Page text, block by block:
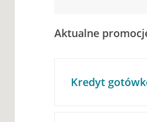
Aktualne
Kredyt